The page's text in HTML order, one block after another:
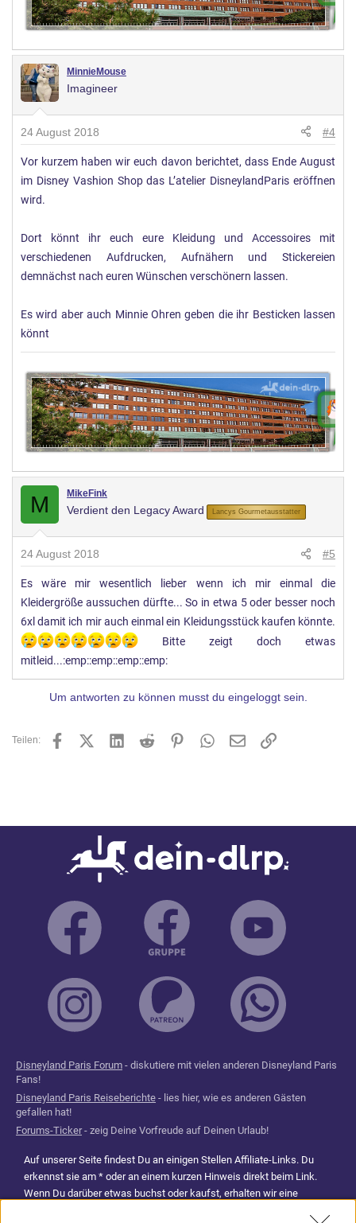
MinnieMouse
Imagineer
24 August 2018 #4
Vor kurzem haben wir euch davon berichtet, dass Ende August
im Disney Vashion Shop das L’atelier DisneylandParis eröffnen
wird.
Dort könnt ihr euch eure Kleidung und Accessoires mit
verschiedenen Aufdrucken, Aufnähern und Stickereien
demnächst nach euren Wünschen verschönern lassen.
Es wird aber auch Minnie Ohren geben die ihr Besticken lassen
könnt
M MikeFink
Verdient den Legacy Award Lancys Gourmetausstatter
24 August 2018 #5
Es wäre mir wesentlich lieber wenn ich mir einmal die
Kleidergröße aussuchen dürfte... So in etwa 5 oder besser noch
6xl damit ich mir auch einmal ein Kleidungsstück kaufen könnte.
Bitte zeigt doch etwas
mitleid...:emp::emp::emp::emp:
Um antworten zu können musst du eingeloggt sein.
Teilen: FacebookX (Twitter)LinkedInReddit PinterestWhatsApp
E-MailLink
Disneyland Paris Forum - diskutiere mit vielen anderen Disneyland Paris
Fans!
Disneyland Paris Reiseberichte - lies hier, wie es anderen Gästen
gefallen hat!
Forums-Ticker- zeig Deine Vorfreude auf Deinen Urlaub!
Auf unserer Seite findest Du an einigen Stellen Affiliate-Links. Du
erkennst sie am * oder an einem kurzen Hinweis direkt beim Link.
Wenn Du darüber etwas buchst oder kaufst, erhalten wir eine